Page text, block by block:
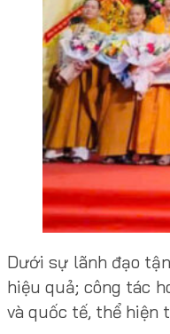
Dưới sự lãnh đạo
hiệu quả; công tác
và quốc tế, thể hiện